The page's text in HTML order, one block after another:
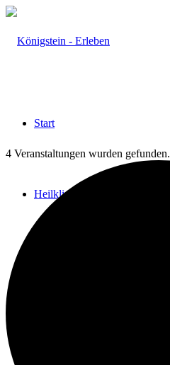
Start
Heilklima
4 Veranstaltungen wurden gefunden.